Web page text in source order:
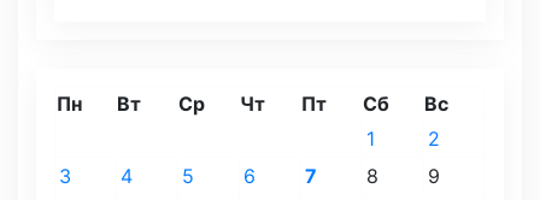
Пн Вт Ср Чт Пт Сб Вс
1
2
3
4 5 6 7 8
9